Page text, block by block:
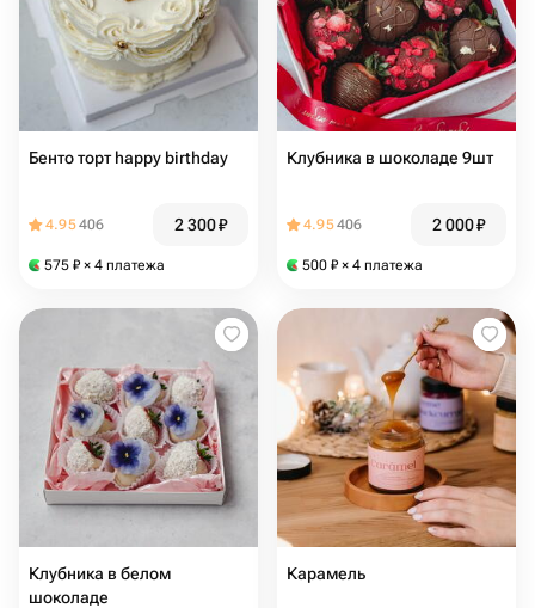
Бенто торт happy birthday
4.95406 2 300₽
575 ₽ × 4 платежа
Клубника в шоколаде 9шт
4.95406 2 000₽
500 ₽ × 4 платежа
Клубника в белом
шоколаде
Карамель